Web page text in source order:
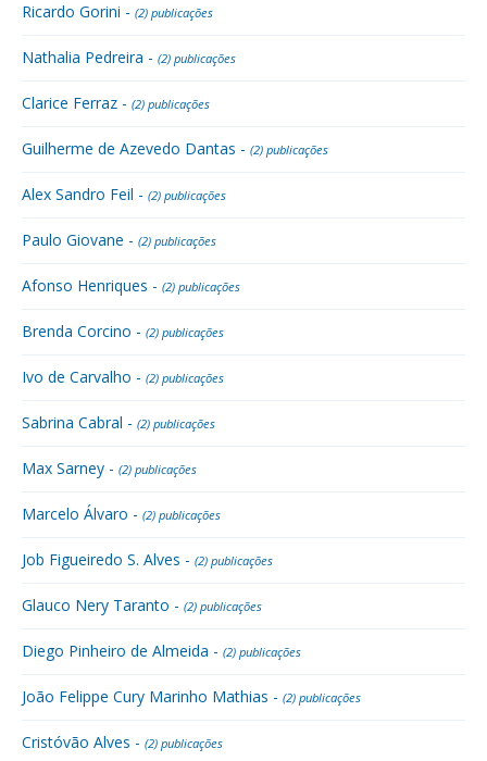
Ricardo Gorini - (2) publicações
Nathalia Pedreira - (2) publicações
Clarice Ferraz - (2) publicações
Guilherme de Azevedo Dantas - (2) publicações
Alex Sandro Feil - (2) publicações
Paulo Giovane - (2) publicações
Afonso Henriques - (2) publicações
Brenda Corcino - (2) publicações
Ivo de Carvalho - (2) publicações
Sabrina Cabral - (2) publicações
Max Sarney - (2) publicações
Marcelo Álvaro - (2) publicações
Job Figueiredo S. Alves - (2) publicações
Glauco Nery Taranto - (2) publicações
Diego Pinheiro de Almeida - (2) publicações
João Felippe Cury Marinho Mathias - (2) publicações
Cristóvão Alves - (2) publicações